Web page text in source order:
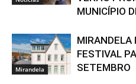
MUNICÍPIO
Mirandela
MIRANDELA
FESTIVAL
SETEMBRO